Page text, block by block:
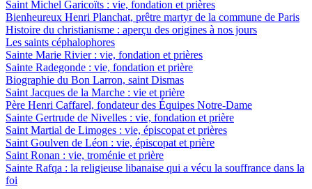
Saint Michel Garicoïts : vie, fondation et prières
Bienheureux Henri Planchat, prêtre martyr de la commune de Paris
Histoire du christianisme : aperçu des origines à nos jours
Les saints céphalophores
Sainte Marie Rivier : vie, fondation et prières
Sainte Radegonde : vie, fondation et prière
Biographie du Bon Larron, saint Dismas
Saint Jacques de la Marche : vie et prière
Père Henri Caffarel, fondateur des Équipes Notre-Dame
Sainte Gertrude de Nivelles : vie, fondation et prière
Saint Martial de Limoges : vie, épiscopat et prières
Saint Goulven de Léon : vie, épiscopat et prière
Saint Ronan : vie, troménie et prière
Sainte Rafqa : la religieuse libanaise qui a vécu la souffrance dans la
foi